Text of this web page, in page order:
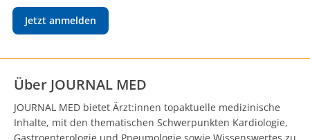
Jetzt anmelden
Über JOURNAL MED
JOURNAL MED bietet Ärzt:innen topaktuelle medizinische
Inhalte, mit den thematischen Schwerpunkten Kardiologie,
Gastroenterologie und Pneumologie sowie Wissenswertes zu